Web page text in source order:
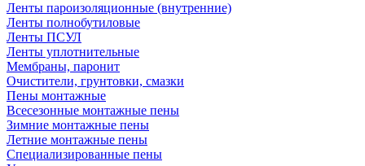
Ленты пароизоляционные (внутренние)
Ленты полнобутиловые
Ленты ПСУЛ
Ленты уплотнительные
Мембраны, паронит
Очистители, грунтовки, смазки
Пены монтажные
Всесезонные монтажные пены
Зимние монтажные пены
Летние монтажные пены
Специализированные пены